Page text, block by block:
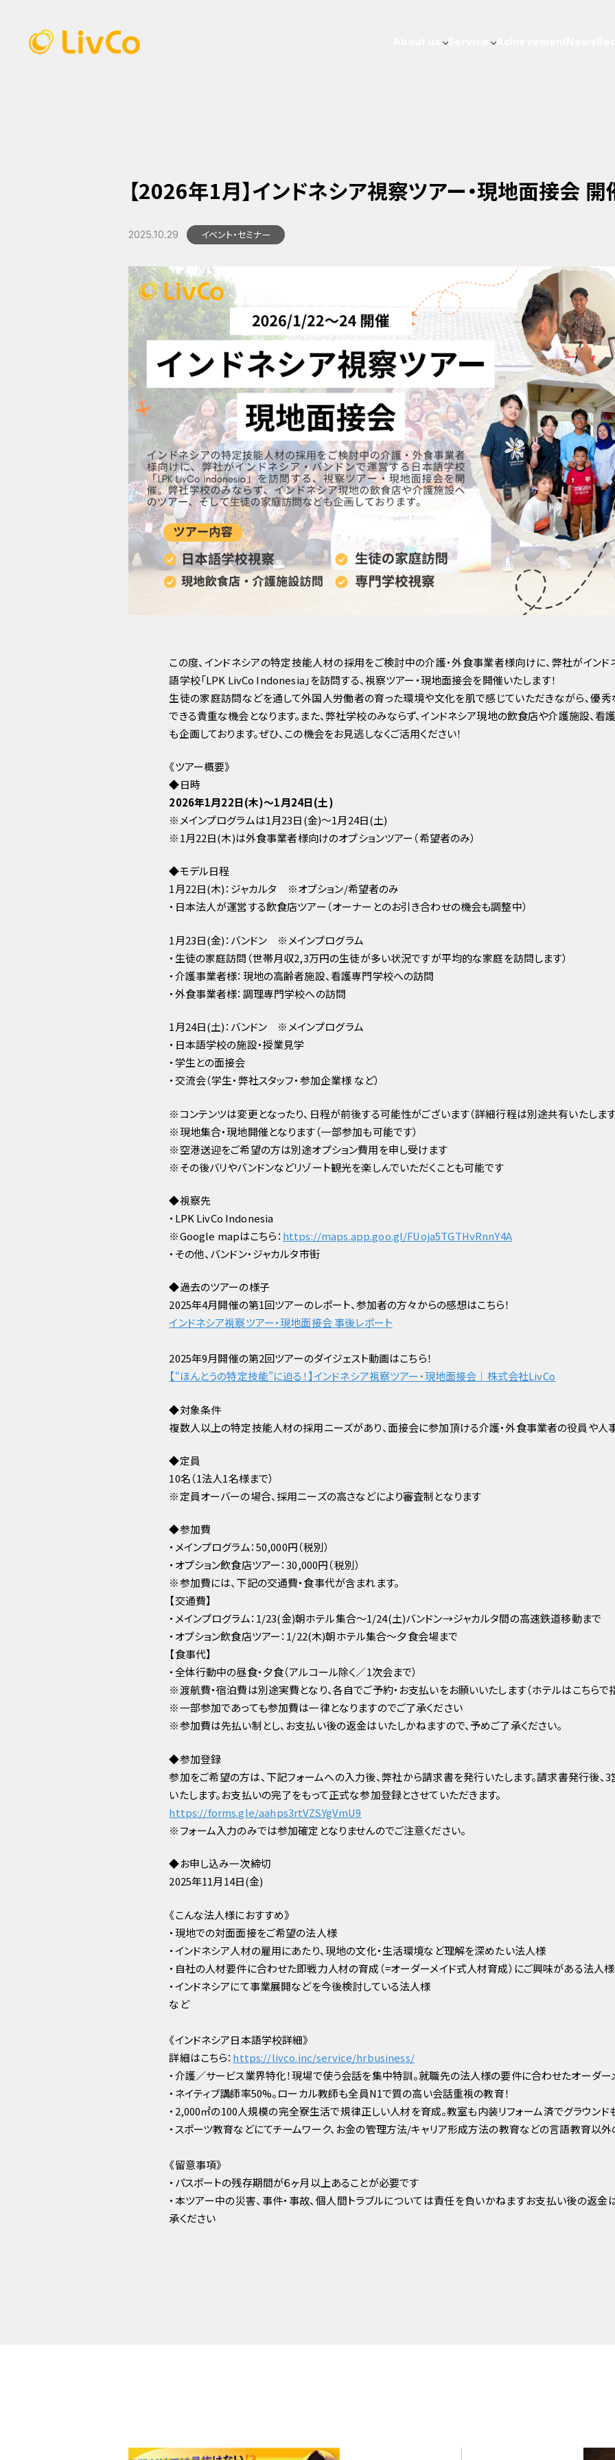
Service Achievement
【2026年1月】インドネシア視察ツアー・現地面接会
2025.10.29 イベント・セミナー
この度、インドネシアの特定技能人材の採用をご検討中の介護・外食事業者様向けに、弊社がインド
語学校「LPK LivCo Indonesia」を訪問する、視察ツアー・現地面接会を開催いたします！
生徒の家庭訪問などを通して外国人労働者の育った環境や文化を肌で感じていただきながら、優
できる貴重な機会となります。また、弊社学校のみならず、インドネシア現地の飲食店や介護施設、
も企画しております。ぜひ、この機会をお見逃しなくご活用ください！
《ツアー概要》
◆️️日時
2026年1月22日(木)〜1月24日(土)
※メインプログラムは1月23日(金)〜1月24日(土)
※1月22日(木)は外食事業者様向けのオプションツアー（希望者のみ）
◆️️モデル日程
1月22日(木)：ジャカルタ ※オプション/希望者のみ
・日本法人が運営する飲食店ツアー（オーナーとのお引き合わせの機会も調整中）
1月23日(金)：バンドン ※メインプログラム
・生徒の家庭訪問（世帯月収2,3万円の生徒が多い状況ですが平均的な家庭を訪問します）
・介護事業者様：現地の高齢者施設、看護専門学校への訪問
・外食事業者様：調理専門学校への訪問
1月24日(土)：バンドン ※メインプログラム
・日本語学校の施設・授業見学
・学生との面接会
・交流会（学生・弊社スタッフ・参加企業様 など）
※コンテンツは変更となったり、日程が前後する可能性がございます（詳細行程は別途共有いたします
※現地集合・現地開催となります（一部参加も可能です）
※空港送迎をご希望の方は別途オプション費用を申し受けます
※その後バリやバンドンなどリゾート観光を楽しんでいただくことも可能です
◆️️️視察先
・LPK LivCo Indonesia
※Google mapはこちら： https://maps.app.goo.gl/FUoja5TGTHvRnnY4A
・その他、バンドン・ジャカルタ市街
◆️️️過去のツアーの様子
2025年4月開催の第1回ツアーのレポート、参加者の方々からの感想はこちら！
インドネシア視察ツアー・現地面接会 事後レポート
2025年9月開催の第2回ツアーのダイジェスト動画はこちら！
【“ほんとうの特定技能”に迫る！】インドネシア視察ツアー・現地面接会｜株式会社LivCo
◆️️️️対象条件
複数人以上の特定技能人材の採用ニーズがあり、面接会に参加頂ける介護・外食事業者の役員や人
◆️️️️️️️定員
10名（1法人1名様まで）
※定員オーバーの場合、採用ニーズの高さなどにより審査制となります
◆️️️️️️参加費
・メインプログラム：50,000円（税別）
・オプション飲食店ツアー：30,000円（税別）
※参加費には、下記の交通費・食事代が含まれます。
【交通費】
・メインプログラム：1/23(金)朝ホテル集合〜1/24(土)バンドン→ジャカルタ間の高速鉄道移動まで
・オプション飲食店ツアー：1/22(木)朝ホテル集合〜夕食会場まで
【食事代】
・全体行動中の昼食・夕食（アルコール除く／1次会まで）
※渡航費・宿泊費は別途実費となり、各自でご予約・お支払いをお願いいたします（ホテルはこちらで
※一部参加であっても参加費は一律となりますのでご了承ください
※参加費は先払い制とし、お支払い後の返金はいたしかねますので、予めご了承ください。
◆️️️️️️参加登録
参加をご希望の方は、下記フォームへの入力後、弊社から請求書を発行いたします。請求書発行後
いたします。お支払いの完了をもって正式な参加登録とさせていただきます。
https://forms.gle/aahps3rtVZSYgVmU9
※フォーム入力のみでは参加確定となりませんのでご注意ください。
◆️️️️️️️️お申し込み一次締切
2025年11月14日(金)
《こんな法人様におすすめ》
・現地での対面面接をご希望の法人様
・インドネシア人材の雇用にあたり、現地の文化・生活環境など理解を深めたい法人様
・自社の人材要件に合わせた即戦力人材の育成（=オーダーメイド式人材育成）にご興味がある法人様
・インドネシアにて事業展開などを今後検討している法人様
など
《インドネシア日本語学校詳細》
詳細はこちら： https://livco.inc/service/hrbusiness/
・介護／サービス業界特化！現場で使う会話を集中特訓。就職先の法人様の要件に合わせたオーダー
・ネイティブ講師率50%。ローカル教師も全員N1で質の高い会話重視の教育！
・2,000㎡の100人規模の完全寮生活で規律正しい人材を育成。教室も内装リフォーム済でグラウンド
・スポーツ教育などにてチームワーク、お金の管理方法/キャリア形成方法の教育などの言語教育以外
《留意事項》
・パスポートの残存期間が６ヶ月以上あることが必要です
・本ツアー中の災害、事件・事故、個人間トラブルについては責任を負いかねますお支払い後の返金
承ください